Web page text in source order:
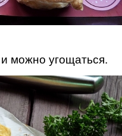
и можно угощаться.